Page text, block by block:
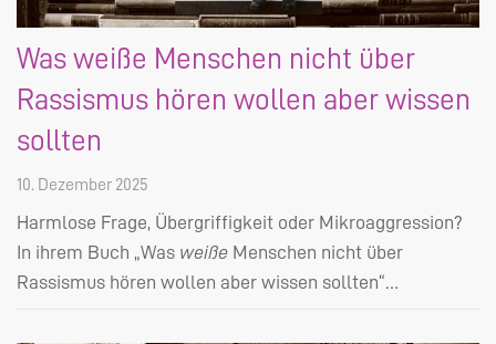
Was weiße Menschen nicht über
Rassismus hören wollen aber wissen
sollten
10. Dezember 2025
Harmlose Frage, Übergriffigkeit oder Mikroaggression?
In ihrem Buch „Was weiße Menschen nicht über
Rassismus hören wollen aber wissen sollten“…